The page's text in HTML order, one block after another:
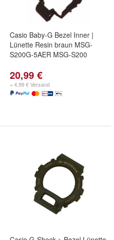
Casio Baby-G Bezel Inner |
Lünette Resin braun MSG-
S200G-5AER MSG-S200
20,99 €
+ 4,99 € Versand